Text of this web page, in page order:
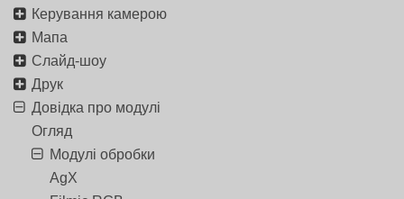
Керування камерою
Мапа
Слайд-шоу
Друк
Довідка про модулі
Огляд
Модулі обробки
AgX